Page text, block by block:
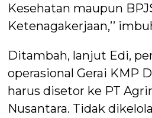
Kesehatan maupun
Ketenagakerjaan,’’
Ditambah, lanjut Edi,
operasional Gerai KMP
harus disetor ke PT
Nusantara. Tidak